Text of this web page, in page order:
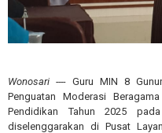
Wonosari ---- Guru MIN 8
Penguatan Moderasi
Pendidikan Tahun 2025
diselenggarakan di Pusat